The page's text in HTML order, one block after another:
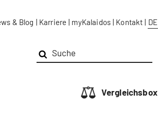
& Blog | Karriere | myKalaidos | Kontakt | DE
Vergleichsbox